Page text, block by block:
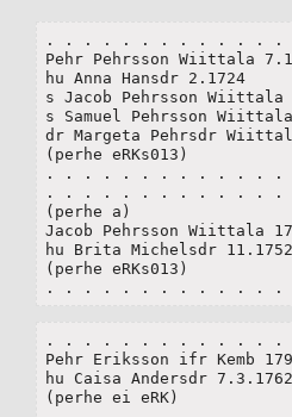
. . . . . . . . . . . . .
Pehr Pehrsson Wiittala
hu Anna Hansdr 2.1724
s Jacob Pehrsson Wiittala
s Samuel Pehrsson
dr Margeta Pehrsdr
(perhe eRKs013)
. . . . . . . . . . . . .
. . . . . . . . . . . . .
(perhe a)
Jacob Pehrsson Wiittala
hu Brita Michelsdr 11.1752
(perhe eRKs013)
. . . . . . . . . . . . .
. . . . . . . . . . . . .
Pehr Eriksson ifr Kemb
hu Caisa Andersdr 7.3.1762
(perhe ei eRK)